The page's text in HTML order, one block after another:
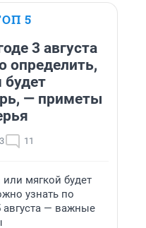
5
3 августа
определить,
будет
— приметы
11
мягкой будет
узнать по
августа — важные